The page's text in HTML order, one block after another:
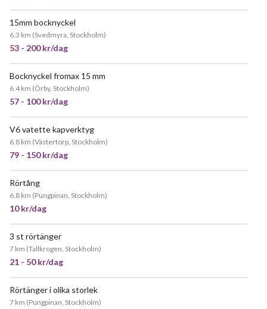
15mm bocknyckel
6.3 km (Svedmyra, Stockholm)
53 - 200 kr/dag
Bocknyckel fromax 15 mm
6.4 km (Örby, Stockholm)
57 - 100 kr/dag
V6 vatette kapverktyg
6.8 km (Västertorp, Stockholm)
79 - 150 kr/dag
Rörtång
6.8 km (Pungpinan, Stockholm)
10 kr/dag
3 st rörtänger
7 km (Tallkrogen, Stockholm)
21 - 50 kr/dag
Rörtänger i olika storlek
7 km (Pungpinan, Stockholm)